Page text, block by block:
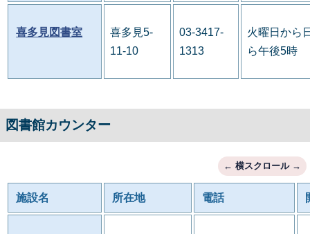
喜多見図書室
喜多見5-
11-10
03-3417-
1313
火曜日から
ら午後5時
図書館カウンター
施設名 所在地 電話